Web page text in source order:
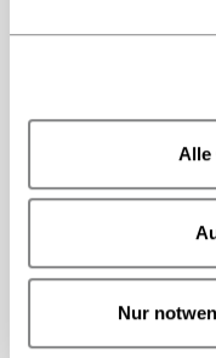
Alle
Nur